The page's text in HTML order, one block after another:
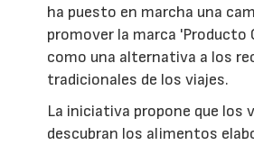
ha puesto en marcha una
promover la marca 'Producto
como una alternativa a los
tradicionales de los viajes.
La iniciativa propone que los
descubran los alimentos